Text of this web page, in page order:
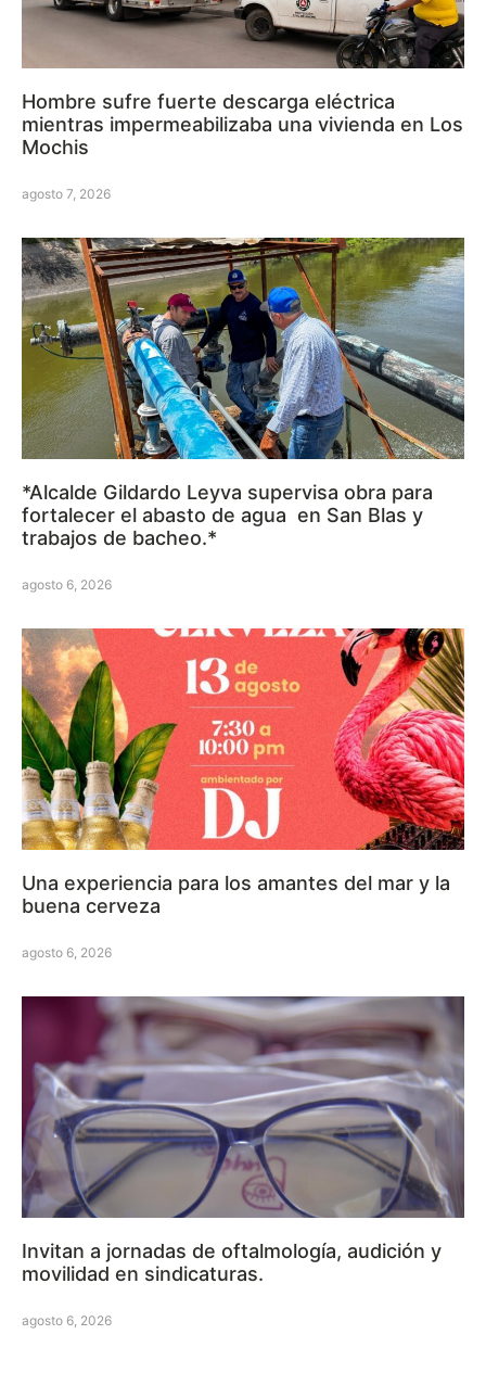
Hombre sufre fuerte descarga eléctrica
mientras impermeabilizaba una vivienda en Los
Mochis
agosto 7, 2026
*Alcalde Gildardo Leyva supervisa obra para
fortalecer el abasto de agua en San Blas y
trabajos de bacheo.*
agosto 6, 2026
Una experiencia para los amantes del mar y la
buena cerveza
agosto 6, 2026
Invitan a jornadas de oftalmología, audición y
movilidad en sindicaturas.
agosto 6, 2026